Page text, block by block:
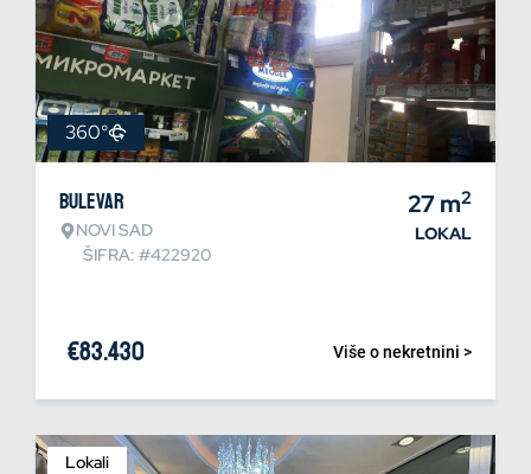
360°
Bulevar
NOVI SAD
ŠIFRA: #422920
27m2
LOKAL
Više o nekretnini >
€83.430
Lokali